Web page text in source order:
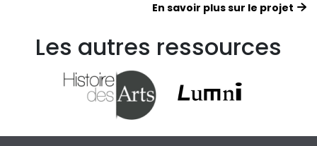
En savoir plus sur le projet
Les autres ressources